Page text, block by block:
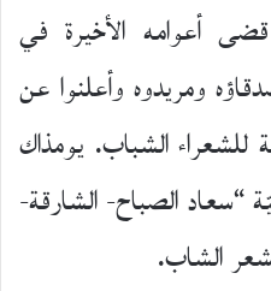
أعوامه الأخيرة في
ومريدوه وأعلنوا عن
الشباب. يومذاك
“سعاد الصباح- الشارقة-
الشاب.